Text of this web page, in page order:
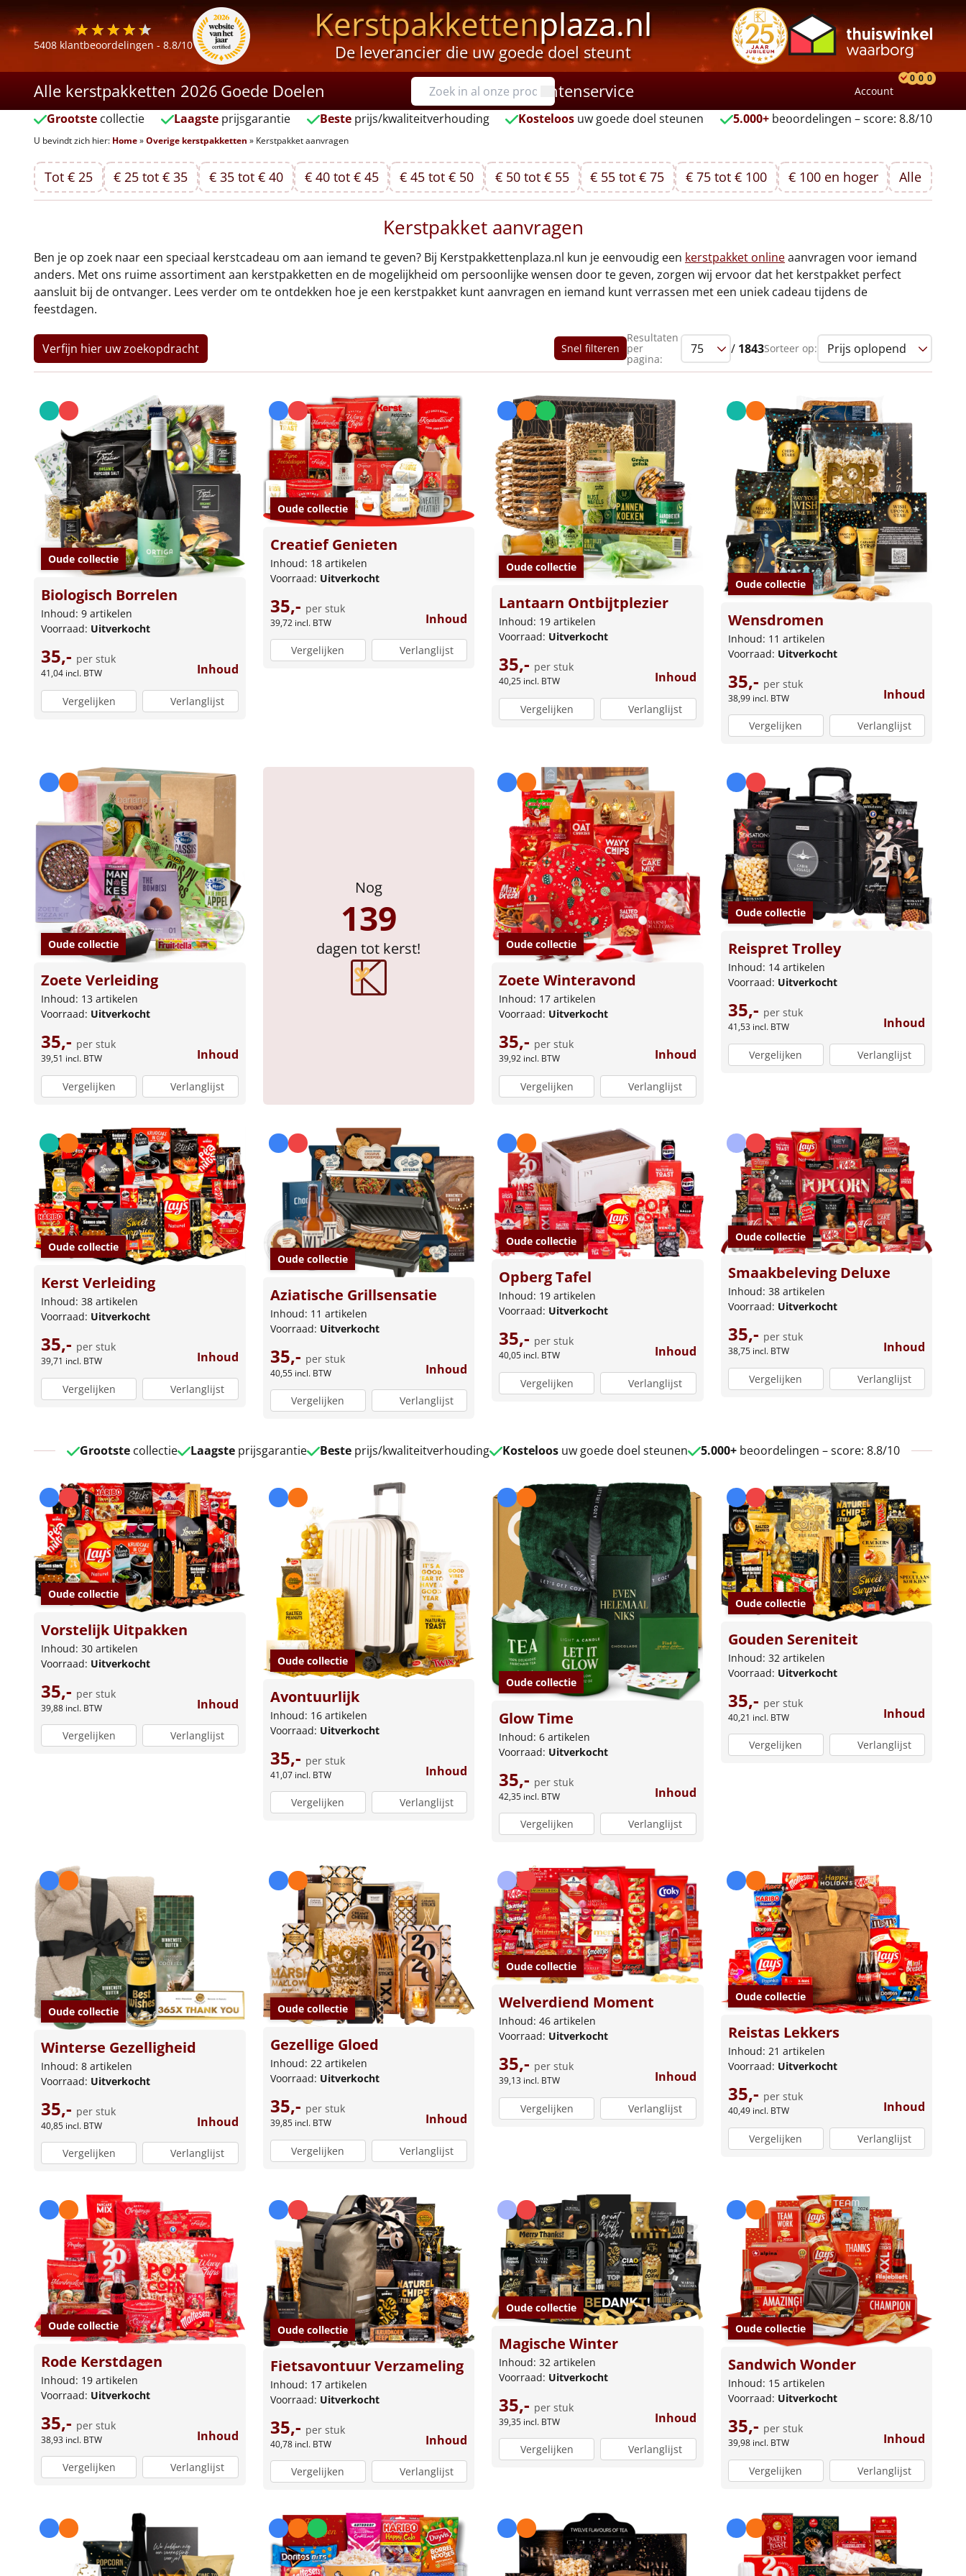
5408 klantbeoordelingen - 8.8/10 Kerstpakkettenplaza.nl
De leverancier die uw goede doel steunt
Alle kerstpakketten 2026 Goede Doelen Klantenservice Account
0 0 0
Grootste collectie Laagsteprijsgarantie Besteprijs/kwaliteitverhouding Kosteloos uw goede doel steunen 5.000+ beoordelingen – score: 8.8/10
U bevindt zich hier: Home»Overige kerstpakketten » Kerstpakket aanvragen
Tot € 25 € 25 tot € 35 € 35 tot € 40 € 40 tot € 45 € 45 tot € 50 € 50 tot € 55 € 55 tot € 75 € 75 tot € 100 € 100 en hoger Alle
Kerstpakket aanvragen
Ben je op zoek naar een speciaal kerstcadeau om aan iemand te geven? Bij Kerstpakkettenplaza.nl kun je eenvoudig een kerstpakket onlineaanvragen voor iemand
anders. Met ons ruime assortiment aan kerstpakketten en de mogelijkheid om persoonlijke wensen door te geven, zorgen wij ervoor dat het kerstpakket perfect
aansluit bij de ontvanger. Lees verder om te ontdekken hoe je een kerstpakket kunt aanvragen en iemand kunt verrassen met een uniek cadeau tijdens de
feestdagen.
Verfijn hier uw zoekopdracht Snel filteren
Resultaten
per
pagina:
/ 1843Sorteer op:
Oude collectie
Biologisch Borrelen
Inhoud: 9 artikelen
Voorraad: Uitverkocht
35,- per stuk
41,04 incl. BTW Inhoud
Vergelijken Verlanglijst
Oude collectie
Creatief Genieten
Inhoud: 18 artikelen
Voorraad: Uitverkocht
35,- per stuk
39,72 incl. BTW Inhoud
Vergelijken Verlanglijst
Oude collectie
Lantaarn Ontbijtplezier
Inhoud: 19 artikelen
Voorraad: Uitverkocht
35,- per stuk
40,25 incl. BTW Inhoud
Vergelijken Verlanglijst
Oude collectie
Wensdromen
Inhoud: 11 artikelen
Voorraad: Uitverkocht
35,- per stuk
38,99 incl. BTW Inhoud
Vergelijken Verlanglijst
Oude collectie
Zoete Verleiding
Inhoud: 13 artikelen
Voorraad: Uitverkocht
35,- per stuk
39,51 incl. BTW Inhoud
Vergelijken Verlanglijst
Nog
139
dagen tot kerst! Oude collectie
Zoete Winteravond
Inhoud: 17 artikelen
Voorraad: Uitverkocht
35,- per stuk
39,92 incl. BTW Inhoud
Vergelijken Verlanglijst
Oude collectie
Reispret Trolley
Inhoud: 14 artikelen
Voorraad: Uitverkocht
35,- per stuk
41,53 incl. BTW Inhoud
Vergelijken Verlanglijst
Oude collectie
Kerst Verleiding
Inhoud: 38 artikelen
Voorraad: Uitverkocht
35,- per stuk
39,71 incl. BTW Inhoud
Vergelijken Verlanglijst
Oude collectie
Aziatische Grillsensatie
Inhoud: 11 artikelen
Voorraad: Uitverkocht
35,- per stuk
40,55 incl. BTW Inhoud
Vergelijken Verlanglijst
Oude collectie
Opberg Tafel
Inhoud: 19 artikelen
Voorraad: Uitverkocht
35,- per stuk
40,05 incl. BTW Inhoud
Vergelijken Verlanglijst
Oude collectie
Smaakbeleving Deluxe
Inhoud: 38 artikelen
Voorraad: Uitverkocht
35,- per stuk
38,75 incl. BTW Inhoud
Vergelijken Verlanglijst
Oude collectie
Vorstelijk Uitpakken
Inhoud: 30 artikelen
Voorraad: Uitverkocht
35,- per stuk
39,88 incl. BTW Inhoud
Vergelijken Verlanglijst
Oude collectie
Avontuurlijk
Inhoud: 16 artikelen
Voorraad: Uitverkocht
35,- per stuk
41,07 incl. BTW Inhoud
Vergelijken Verlanglijst
Oude collectie
Glow Time
Inhoud: 6 artikelen
Voorraad: Uitverkocht
35,- per stuk
42,35 incl. BTW Inhoud
Vergelijken Verlanglijst
Oude collectie
Gouden Sereniteit
Inhoud: 32 artikelen
Voorraad: Uitverkocht
35,- per stuk
40,21 incl. BTW Inhoud
Vergelijken Verlanglijst
Oude collectie
Winterse Gezelligheid
Inhoud: 8 artikelen
Voorraad: Uitverkocht
35,- per stuk
40,85 incl. BTW Inhoud
Vergelijken Verlanglijst
Oude collectie
Gezellige Gloed
Inhoud: 22 artikelen
Voorraad: Uitverkocht
35,- per stuk
39,85 incl. BTW Inhoud
Vergelijken Verlanglijst
Oude collectie
Welverdiend Moment
Inhoud: 46 artikelen
Voorraad: Uitverkocht
35,- per stuk
39,13 incl. BTW Inhoud
Vergelijken Verlanglijst
Oude collectie
Reistas Lekkers
Inhoud: 21 artikelen
Voorraad: Uitverkocht
35,- per stuk
40,49 incl. BTW Inhoud
Vergelijken Verlanglijst
Oude collectie
Rode Kerstdagen
Inhoud: 19 artikelen
Voorraad: Uitverkocht
35,- per stuk
38,93 incl. BTW Inhoud
Vergelijken Verlanglijst
Oude collectie
Fietsavontuur Verzameling
Inhoud: 17 artikelen
Voorraad: Uitverkocht
35,- per stuk
40,78 incl. BTW Inhoud
Vergelijken Verlanglijst
Oude collectie
Magische Winter
Inhoud: 32 artikelen
Voorraad: Uitverkocht
35,- per stuk
39,35 incl. BTW Inhoud
Vergelijken Verlanglijst
Oude collectie
Sandwich Wonder
Inhoud: 15 artikelen
Voorraad: Uitverkocht
35,- per stuk
39,98 incl. BTW Inhoud
Vergelijken Verlanglijst
Grootstecollectie Laagsteprijsgarantie Besteprijs/kwaliteitverhouding Kosteloosuw goede doel steunen 5.000+beoordelingen – score: 8.8/10